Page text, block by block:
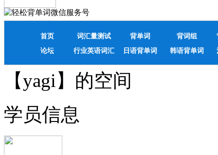
首页 词汇量测试 背单词 背词组
论坛
行业英语词汇 日语背单词 韩语背单词
【yagi】的空间
学员信息